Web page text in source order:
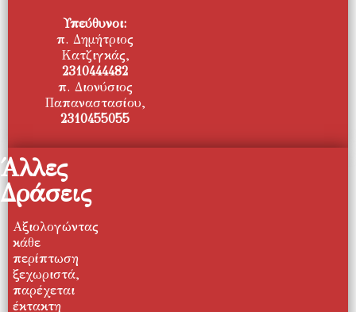
Υπεύθυνοι:
π. Δημήτριος
Κατζιγκάς,
2310444482
π. Διονύσιος
Παπαναστασίου,
2310455055
Άλλες
Δράσεις
Αξιολογώντας
κάθε
περίπτωση
ξεχωριστά,
παρέχεται
έκτακτη